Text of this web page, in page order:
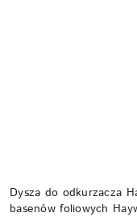
Dysza do odkurzacza
basenów foliowych